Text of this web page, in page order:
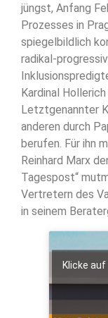
jüngst, Anfang
Prozesses in
spiegelbildlich
radikal-
Kardinal
Letztgenannter
anderen durch
berufen. Für ihn
Reinhard Marx
Tagespost“
Vertretern des
in seinem
Klicke